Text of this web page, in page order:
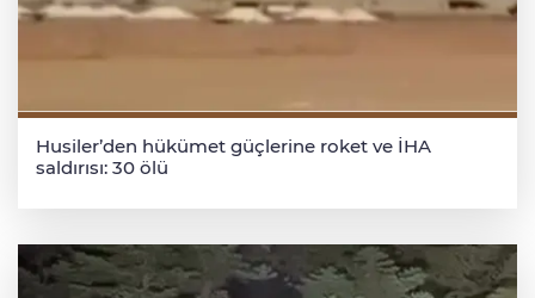
Husiler’den hükümet güçlerine roket ve İHA
saldırısı: 30 ölü